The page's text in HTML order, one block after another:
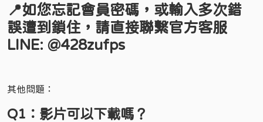
📍如您忘記會員密碼，或輸入多次錯
誤遭到鎖住，請直接聯繫官方客服
LINE: @428zufps
其他問題：
Q1：影片可以下載嗎？